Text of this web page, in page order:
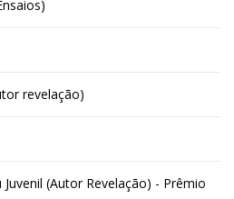
revelação)
(Autor Revelação) - Prêmio